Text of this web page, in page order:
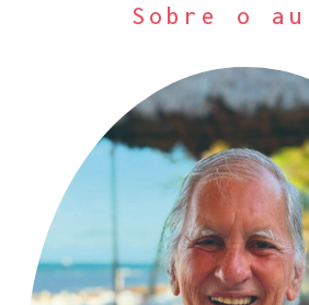
Sobre o